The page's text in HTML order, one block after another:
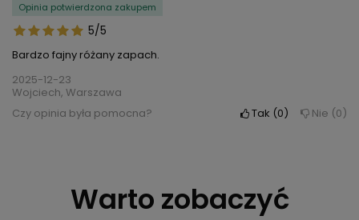
5/5
Opinia potwierdzona zakupem
Bardzo fajny różany zapach.
2025-12-23
Wojciech, Warszawa
Czy opinia była pomocna?
Tak 0 Nie 0
Warto zobaczyć